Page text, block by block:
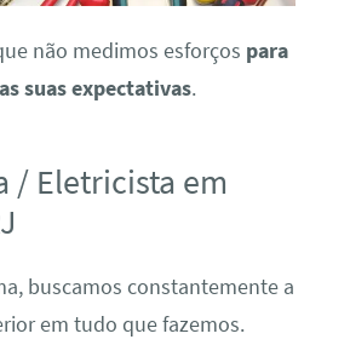
não medimos esforços para
suas expectativas.
/ Eletricista em
buscamos constantemente a
em tudo que fazemos.